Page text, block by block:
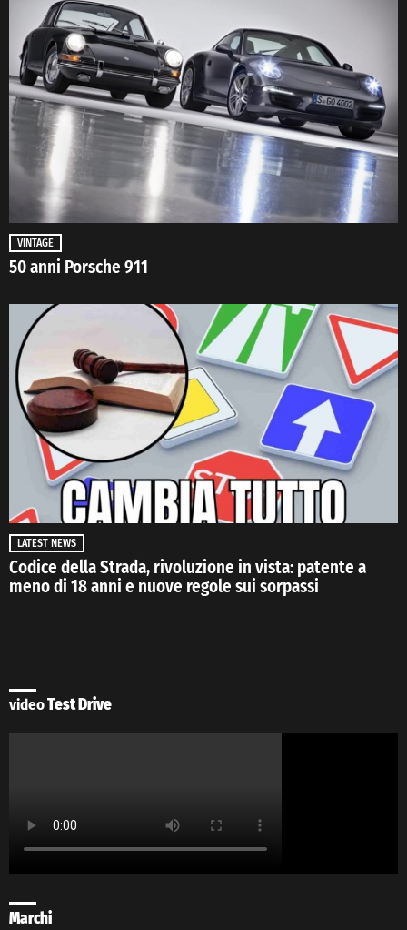
VINTAGE
50 anni Porsche 911
LATEST NEWS
Codice della Strada, rivoluzione in vista: patente a
meno di 18 anni e nuove regole sui sorpassi
videoTest Drive
Marchi